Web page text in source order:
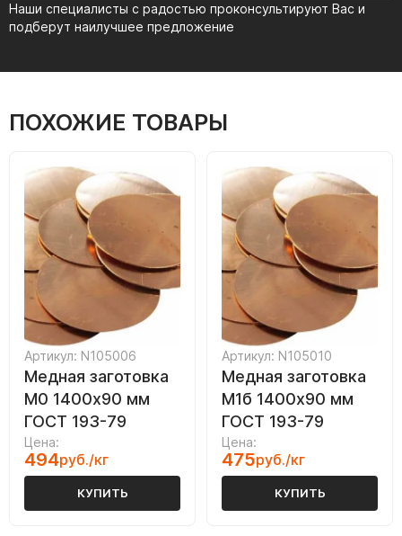
Наши специалисты с радостью проконсультируют Вас и
подберут наилучшее предложение
ПОХОЖИЕ ТОВАРЫ
Артикул: N105006
Медная заготовка
М0 1400х90 мм
ГОСТ 193-79
Цена:
494руб./кг
КУПИТЬ
Артикул: N105010
Медная заготовка
М1б 1400х90 мм
ГОСТ 193-79
Цена:
475руб./кг
КУПИТЬ